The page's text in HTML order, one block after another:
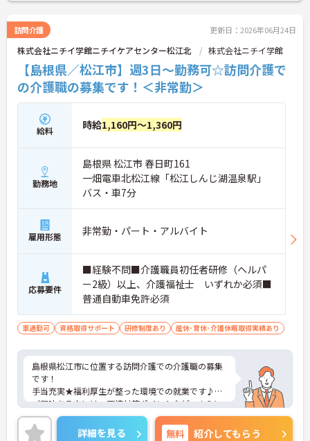
訪問介護 更新日：2026年06月24日
株式会社ニチイ学館ニチイケアセンター松江北 株式会社ニチイ学館
【島根県／松江市】週3日～勤務可☆訪問介護で
の介護職の募集です！＜非常勤＞
給料 時給1,160円～1,360円
勤務地
島根県 松江市 春日町161
一畑電車北松江線「松江しんじ湖温泉駅」
バス・車7分
雇用形態 非常勤・パート・アルバイト
応募要件
■経験不問■介護職員初任者研修（ヘルパ
ー2級）以上、介護福祉士 いずれか必須■
普通自動車免許必須
車通勤可 資格取得サポート 研修制度あり 産休･育休･介護休暇取得実績あり
島根県松江市に位置する訪問介護での介護職の募集
です！
手当充実★福利厚生が整った環境での就業です♪
ご興味ある方には、面接対策ポイントなど、さらに
詳細をお話しいたしますのでお気軽にご相談くださ
い。
詳細を見る 無料 紹介してもらう